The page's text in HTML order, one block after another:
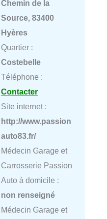
Chemin de la
Source, 83400
Hyères
Quartier :
Costebelle
Téléphone :
Contacter
Site internet :
http://www.passion
auto83.fr/
Médecin Garage et
Carrosserie Passion
Auto à domicile :
non renseigné
Médecin Garage et